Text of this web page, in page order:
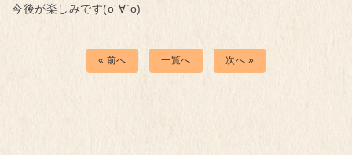
今後が楽しみです(о´∀`о)
« 前へ 一覧へ 次へ »